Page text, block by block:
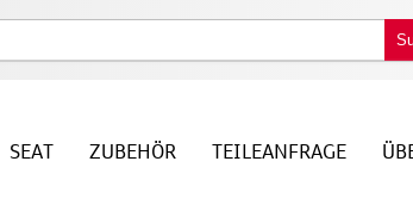
SEAT ZUBEHÖR TEILEANFRAGE